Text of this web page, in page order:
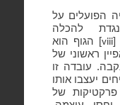
הפועלים על
להכלה
[
viii] הגוף הוא
ראשוני של
עובדה זו
יעצבו אותו
של